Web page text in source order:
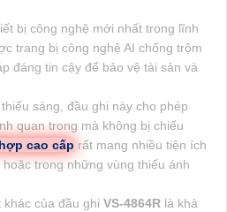
bị công nghệ mới nhất trong lĩnh
trang bị công nghệ AI chống trộm
đáng tin cậy để bảo vệ tài sản và
sáng, đầu ghi này cho phép
quan trong mà không bị chiếu
cao cấp rất mang nhiều tiện ích
trong những vùng thiếu ánh
khác của đầu ghi VS-4864R là khả